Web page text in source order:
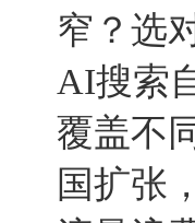
窄？选
AI搜索
覆盖不
国扩张